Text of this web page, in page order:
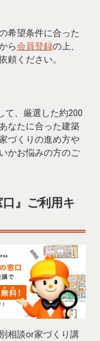
希望条件に合った
ら会員登録の上、
頼ください。
て、厳選した約200
なたに合った建築
づくりの進め方や
かお悩みの方のご
』 ご利用キ
別相談or家づくり講